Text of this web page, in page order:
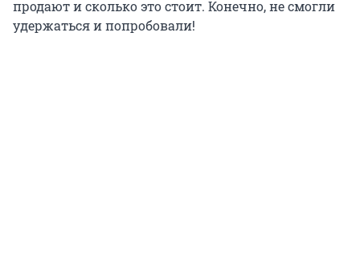
продают и сколько это стоит. Конечно, не смогли
удержаться и попробовали!